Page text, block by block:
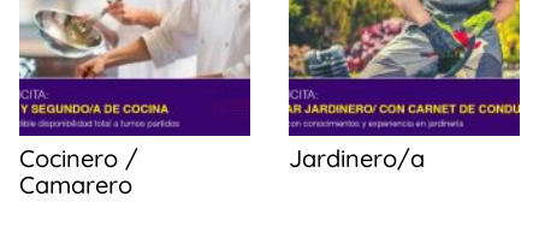
Cocinero /
Camarero
Jardinero/a